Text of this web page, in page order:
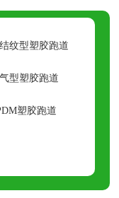
纹型塑胶跑道
型塑胶跑道
塑胶跑道